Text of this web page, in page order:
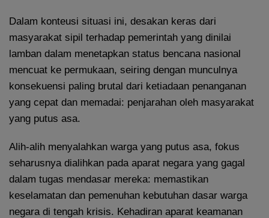
Dalam konteusi situasi ini, desakan keras dari
masyarakat sipil terhadap pemerintah yang dinilai
lamban dalam menetapkan status bencana nasional
mencuat ke permukaan, seiring dengan munculnya
konsekuensi paling brutal dari ketiadaan penanganan
yang cepat dan memadai: penjarahan oleh masyarakat
yang putus asa.
Alih-alih menyalahkan warga yang putus asa, fokus
seharusnya dialihkan pada aparat negara yang gagal
dalam tugas mendasar mereka: memastikan
keselamatan dan pemenuhan kebutuhan dasar warga
negara di tengah krisis. Kehadiran aparat keamanan